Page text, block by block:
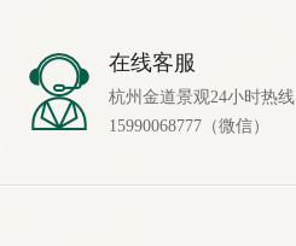
在线客服
杭州金道景观24小时热线
15990068777（微信）